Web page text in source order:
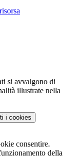
si avvalgono di
illustrate nella
i cookies
consentire.
della